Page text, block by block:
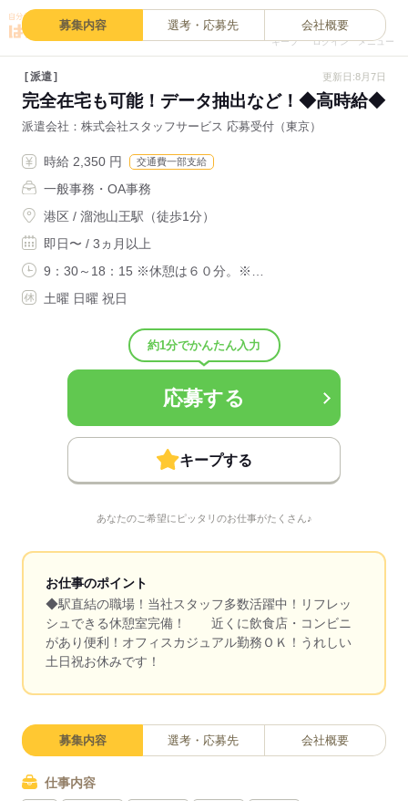
キープ ログイン メニュー
募集内容 選考・応募先 会社概要
派遣 更新日:8月7日
完全在宅も可能！データ抽出など！◆高時給◆
派遣会社 株式会社スタッフサービス 応募受付（東京）
時給 2,350 円 交通費一部支給
一般事務・OA事務
港区 / 溜池山王駅（徒歩1分）
即日〜 / 3ヵ月以上
9：30～18：15 ※休憩は６０分。※…
土曜 日曜 祝日
約1分でかんたん入力
応募する
キープする
あなたのご希望にピッタリのお仕事がたくさん♪
お仕事のポイント
◆駅直結の職場！当社スタッフ多数活躍中！リフレッ
シュできる休憩室完備！ 近くに飲食店・コンビニ
があり便利！オフィスカジュアル勤務ＯＫ！うれしい
土日祝お休みです！
募集内容 選考・応募先 会社概要
仕事内容